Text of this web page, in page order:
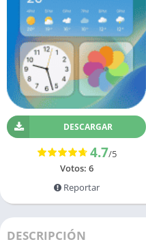
DESCARGAR
4.7/5
Votos: 6
Reportar
DESCRIPCIÓN